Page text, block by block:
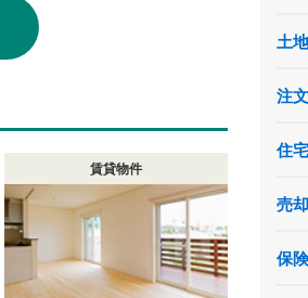
賃貸物件
土
注
住
売却
保険